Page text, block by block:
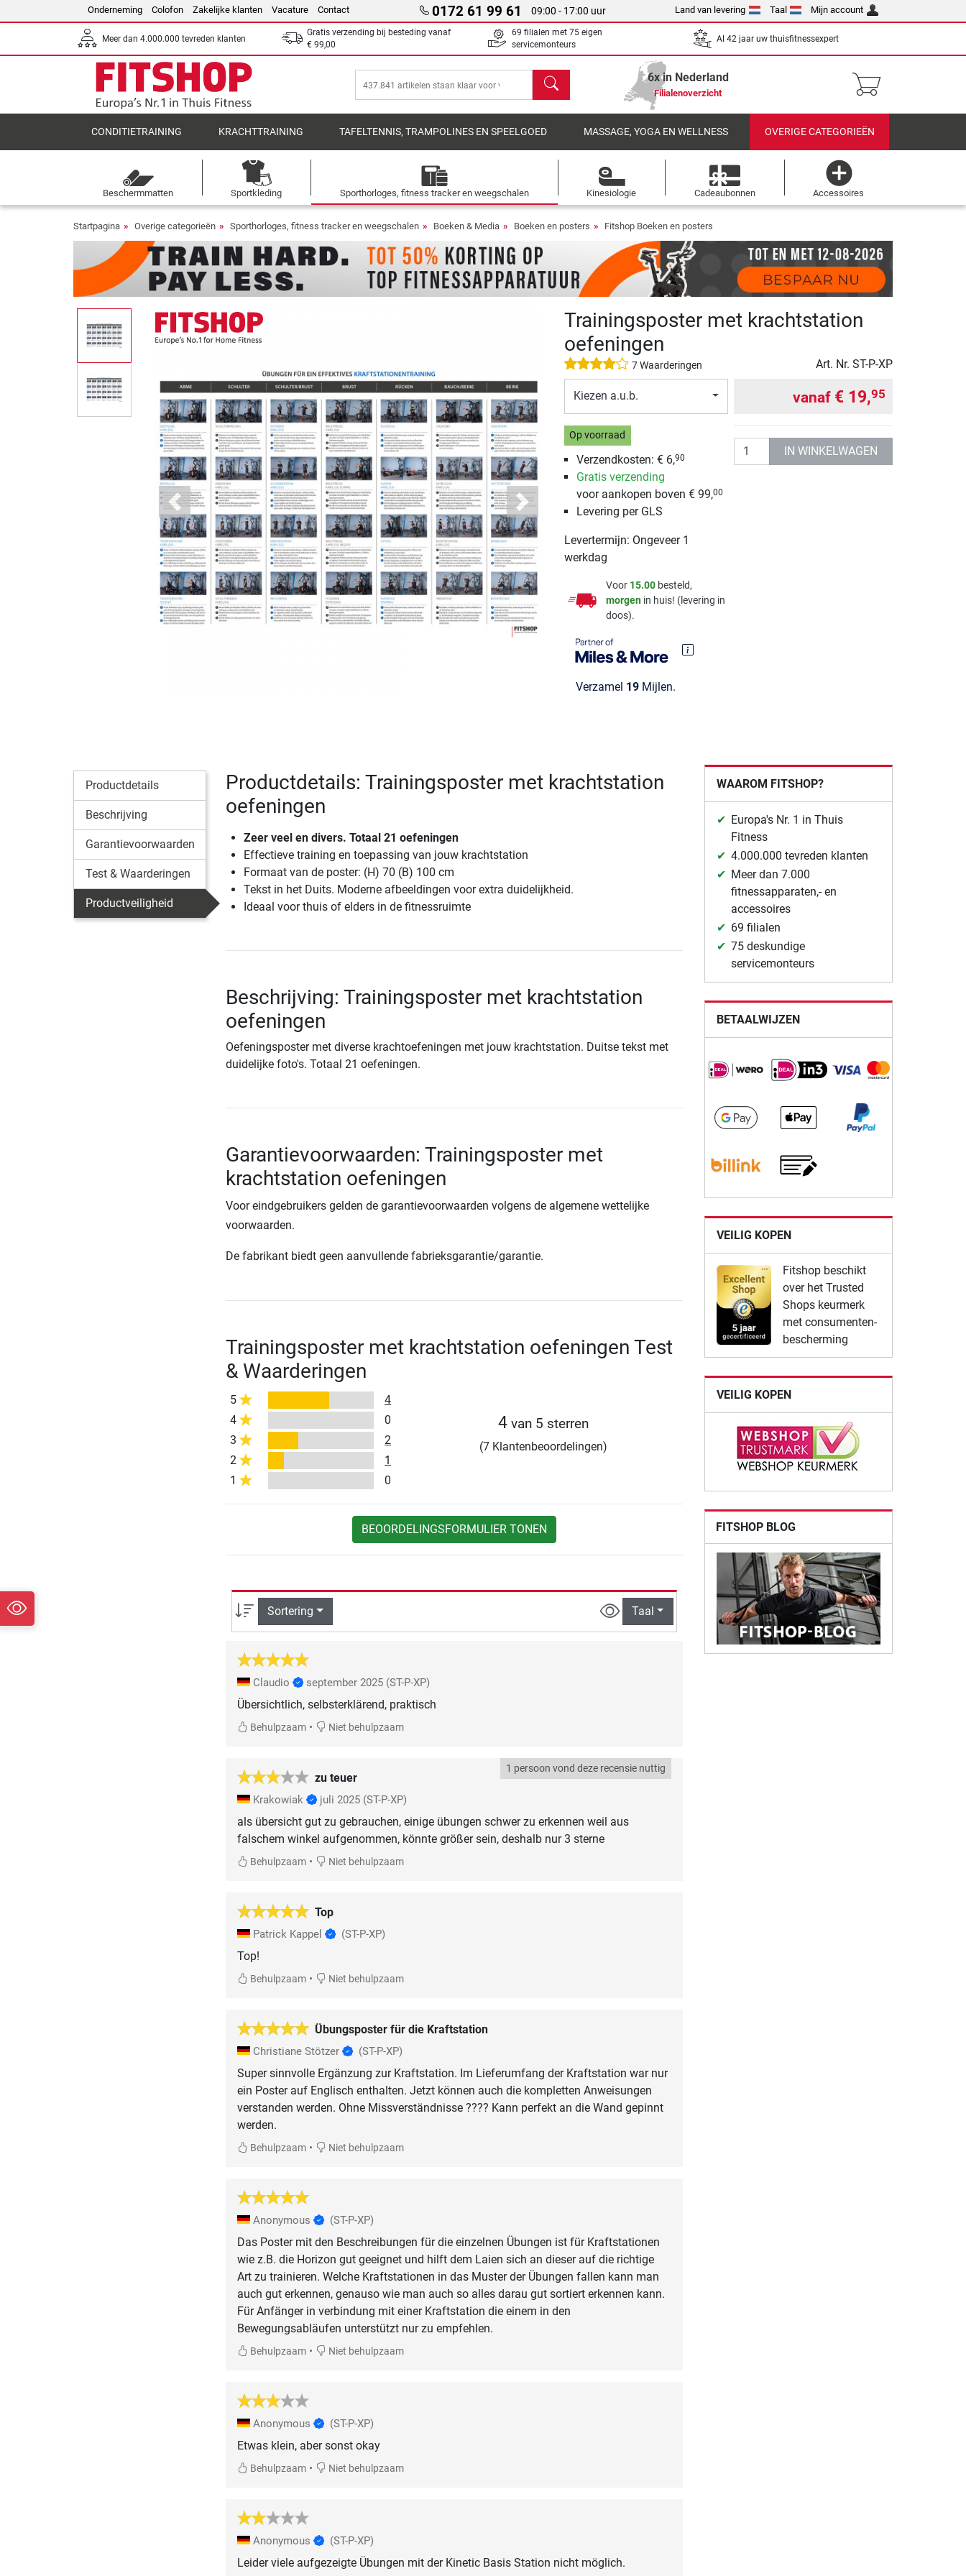
Onderneming Colofon Zakelijke klanten Vacature Contact 0172 61 99 61 09:00 - 17:00 uur Land van levering Taal Mijn account
Meer dan 4.000.000 tevreden klanten
Gratis verzending bij besteding vanaf
€ 99,00
69 filialen met 75 eigen
servicemonteurs
Al 42 jaar uw thuisfitnessexpert
Zoeken 6x in Nederland
Filialenoverzicht
CONDITIETRAINING KRACHTTRAINING TAFELTENNIS, TRAMPOLINES EN SPEELGOED MASSAGE, YOGA EN WELLNESS OVERIGE CATEGORIEËN
Beschermmatten Sportkleding Sporthorloges, fitness tracker en weegschalen Kinesiologie Cadeaubonnen Accessoires
Startpagina Overige categorieën Sporthorloges, fitness tracker en weegschalen Boeken & Media Boeken en posters Fitshop Boeken en posters
Previous Next
Trainingsposter met krachtstation
oefeningen
7 Waarderingen Art. Nr. ST-P-XP
Kiezen a.u.b.
Op voorraad
Verzendkosten: € 6,90
Gratis verzending
voor aankopen boven € 99,00
Levering per GLS
Levertermijn: Ongeveer 1
werkdag
Voor 15.00besteld,
morgenin huis! (levering in
doos).
Verzamel 19Mijlen.
vanaf € 19,95
Aantal IN WINKELWAGEN
Productdetails
Beschrijving
Garantievoorwaarden
Test & Waarderingen
Productveiligheid
Productdetails: Trainingsposter met krachtstation
oefeningen
Zeer veel en divers. Totaal 21 oefeningen
Effectieve training en toepassing van jouw krachtstation
Formaat van de poster: (H) 70 (B) 100 cm
Tekst in het Duits. Moderne afbeeldingen voor extra duidelijkheid.
Ideaal voor thuis of elders in de fitnessruimte
Beschrijving: Trainingsposter met krachtstation
oefeningen
Oefeningsposter met diverse krachtoefeningen met jouw krachtstation. Duitse tekst met
duidelijke foto's. Totaal 21 oefeningen.
Garantievoorwaarden: Trainingsposter met
krachtstation oefeningen
Voor eindgebruikers gelden de garantievoorwaarden volgens de algemene wettelijke
voorwaarden.
De fabrikant biedt geen aanvullende fabrieksgarantie/garantie.
Trainingsposter met krachtstation oefeningen Test
& Waarderingen
5
4
4
0
3
2
2
1
1
0
4 van 5 sterren
(7 Klantenbeoordelingen)
BEOORDELINGSFORMULIER TONEN
Sortering Taal
Claudio september 2025 (ST-P-XP)
Übersichtlich, selbsterklärend, praktisch
Behulpzaam• Niet behulpzaam
zu teuer
1 persoon vond deze recensie nuttig
Krakowiak juli 2025 (ST-P-XP)
als übersicht gut zu gebrauchen, einige übungen schwer zu erkennen weil aus
falschem winkel aufgenommen, könnte größer sein, deshalb nur 3 sterne
Behulpzaam• Niet behulpzaam
Top
Patrick Kappel (ST-P-XP)
Top!
Behulpzaam• Niet behulpzaam
Übungsposter für die Kraftstation
Christiane Stötzer (ST-P-XP)
Super sinnvolle Ergänzung zur Kraftstation. Im Lieferumfang der Kraftstation war nur
ein Poster auf Englisch enthalten. Jetzt können auch die kompletten Anweisungen
verstanden werden. Ohne Missverständnisse ???? Kann perfekt an die Wand gepinnt
werden.
Behulpzaam• Niet behulpzaam
Anonymous (ST-P-XP)
Das Poster mit den Beschreibungen für die einzelnen Übungen ist für Kraftstationen
wie z.B. die Horizon gut geeignet und hilft dem Laien sich an dieser auf die richtige
Art zu trainieren. Welche Kraftstationen in das Muster der Übungen fallen kann man
auch gut erkennen, genauso wie man auch so alles darau gut sortiert erkennen kann.
Für Anfänger in verbindung mit einer Kraftstation die einem in den
Bewegungsabläufen unterstützt nur zu empfehlen.
Behulpzaam• Niet behulpzaam
Anonymous (ST-P-XP)
Etwas klein, aber sonst okay
Behulpzaam• Niet behulpzaam
Anonymous (ST-P-XP)
Leider viele aufgezeigte Übungen mit der Kinetic Basis Station nicht möglich.
WAAROM FITSHOP?
Europa's Nr. 1 in Thuis
Fitness
4.000.000 tevreden klanten
Meer dan 7.000
fitnessapparaten,- en
accessoires
69 filialen
75 deskundige
servicemonteurs
BETAALWIJZEN
VEILIG KOPEN
Fitshop beschikt
over het Trusted
Shops keurmerk
met consumenten-
bescherming
VEILIG KOPEN
FITSHOP BLOG